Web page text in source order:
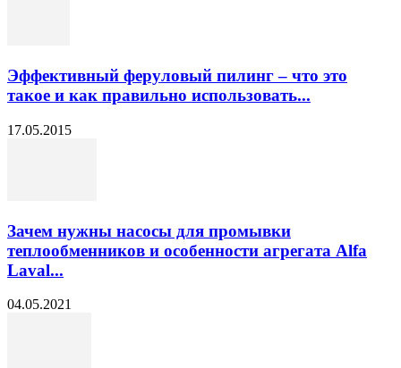
Эффективный феруловый пилинг – что это
такое и как правильно использовать...
17.05.2015
Зачем нужны насосы для промывки
теплообменников и особенности агрегата Alfa
Laval...
04.05.2021